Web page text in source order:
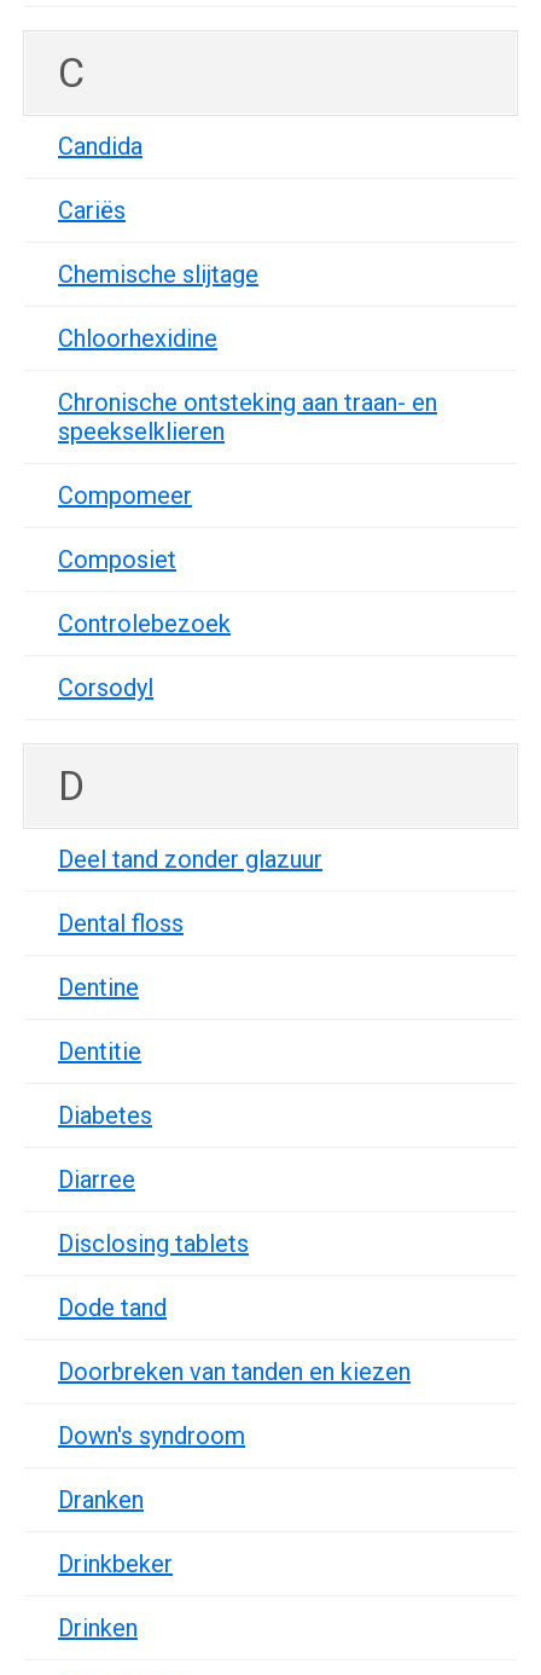
C
Candida
Cariës
Chemische slijtage
Chloorhexidine
Chronische ontsteking aan traan- en
speekselklieren
Compomeer
Composiet
Controlebezoek
Corsodyl
D
Deel tand zonder glazuur
Dental floss
Dentine
Dentitie
Diabetes
Diarree
Disclosing tablets
Dode tand
Doorbreken van tanden en kiezen
Down's syndroom
Dranken
Drinkbeker
Drinken